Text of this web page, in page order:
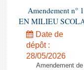
Amendement n°
EN MILIEU
Date de
dépôt :
28/05/2026
Amendement